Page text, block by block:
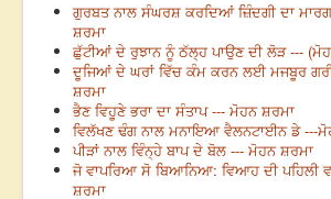
ਗੁਰਬਤ ਨਾਲ ਸੰਘਰਸ਼ ਕਰਦਿਆਂ ਜ਼ਿੰਦਗੀ ਦਾ
ਸ਼ਰਮਾ
ਛੁੱਟੀਆਂ ਦੇ ਰੁਝਾਨ ਨੂੰ ਠੱਲ੍ਹ ਪਾਉਣ ਦੀ ਲੋੜ ---
ਦੂਜਿਆਂ ਦੇ ਘਰਾਂ ਵਿੱਚ ਕੰਮ ਕਰਨ ਲਈ ਮਜਬੂਰ
ਸ਼ਰਮਾ
ਭੈਣ ਵਿਹੂਣੇ ਭਰਾ ਦਾ ਸੰਤਾਪ --- ਮੋਹਨ ਸ਼ਰਮਾ
ਵਿਲੱਖਣ ਢੰਗ ਨਾਲ ਮਨਾਇਆ ਵੈਲਨਟਾਈਨ ਡੇ ---
ਪੀੜਾਂ ਨਾਲ ਵਿੰਨ੍ਹੇ ਬਾਪ ਦੇ ਬੋਲ --- ਮੋਹਨ ਸ਼ਰਮਾ
ਜੋ ਵਾਪਰਿਆ ਸੋ ਬਿਆਨਿਆ: ਵਿਆਹ ਦੀ ਪਹਿਲੀ
ਸ਼ਰਮਾ